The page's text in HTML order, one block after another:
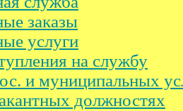
заказы
услуги
на службу
и муниципальных
должностях